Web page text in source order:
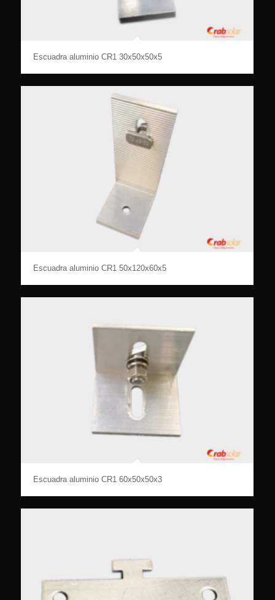
Escuadra aluminio CR1 30x50x50x5
Escuadra aluminio CR1 50x120x60x5
Escuadra aluminio CR1 60x50x50x3